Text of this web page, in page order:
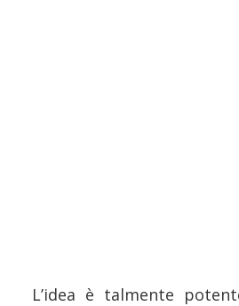
L’idea è talmente